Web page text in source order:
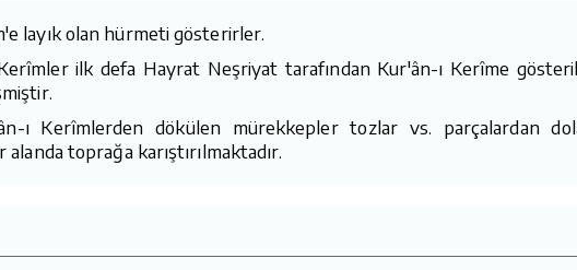
layık olan hürmeti gösterirler.
ilk defa Hayrat Neşriyat tarafından Kur'ân-ı Kerîme
ı Kerîmlerden dökülen mürekkepler tozlar vs. parçalardan
toprağa karıştırılmaktadır.